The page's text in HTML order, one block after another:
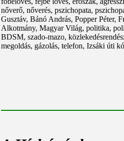
nőverő, nőverés, pszichopata,
Gusztáv, Bánó András, Popper Péter,
Alkotmány, Magyar Világ, politika,
BDSM, szado-mazo,
megoldás, gázolás, telefon, Izsáki úti